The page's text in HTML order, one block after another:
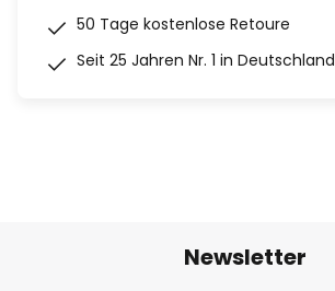
50 Tage kostenlose Retoure
Seit 25 Jahren Nr. 1 in Deutschland
Newsletter